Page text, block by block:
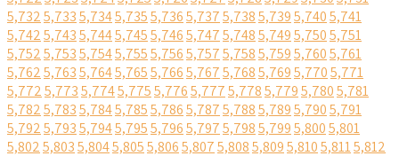
5,7325,7335,7345,7355,7365,7375,7385,7395,7405,741
5,7425,7435,7445,7455,7465,7475,7485,7495,7505,751
5,7525,7535,7545,7555,7565,7575,7585,7595,7605,761
5,7625,7635,7645,7655,7665,7675,7685,7695,7705,771
5,7725,7735,7745,7755,7765,7775,7785,7795,7805,781
5,7825,7835,7845,7855,7865,7875,7885,7895,7905,791
5,7925,7935,7945,7955,7965,7975,7985,7995,8005,801
5,8025,8035,8045,8055,8065,8075,8085,8095,8105,8115,812